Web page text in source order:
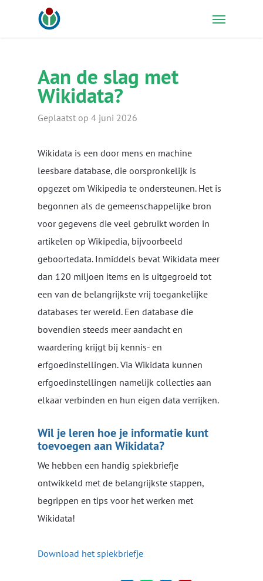
Menu
Aan de slag met
Wikidata?
Geplaatst op 4 juni 2026
Wikidata is een door mens en machine
leesbare database, die oorspronkelijk is
opgezet om Wikipedia te ondersteunen. Het is
begonnen als de gemeenschappelijke bron
voor gegevens die veel gebruikt worden in
artikelen op Wikipedia, bijvoorbeeld
geboortedata. Inmiddels bevat Wikidata meer
dan 120 miljoen items en is uitgegroeid tot
een van de belangrijkste vrij toegankelijke
databases​ ter wereld. Een database die
bovendien steeds meer aandacht en
waardering krijgt bij kennis- en
erfgoedinstellingen. Via Wikidata kunnen
erfgoedinstellingen namelijk collecties aan
elkaar verbinden en hun eigen data verrijken.
Wil je leren hoe je informatie kunt
toevoegen aan Wikidata?
We hebben een handig spiekbriefje
ontwikkeld met de belangrijkste stappen,
begrippen en tips voor het werken met
Wikidata!
Download het spiekbriefje